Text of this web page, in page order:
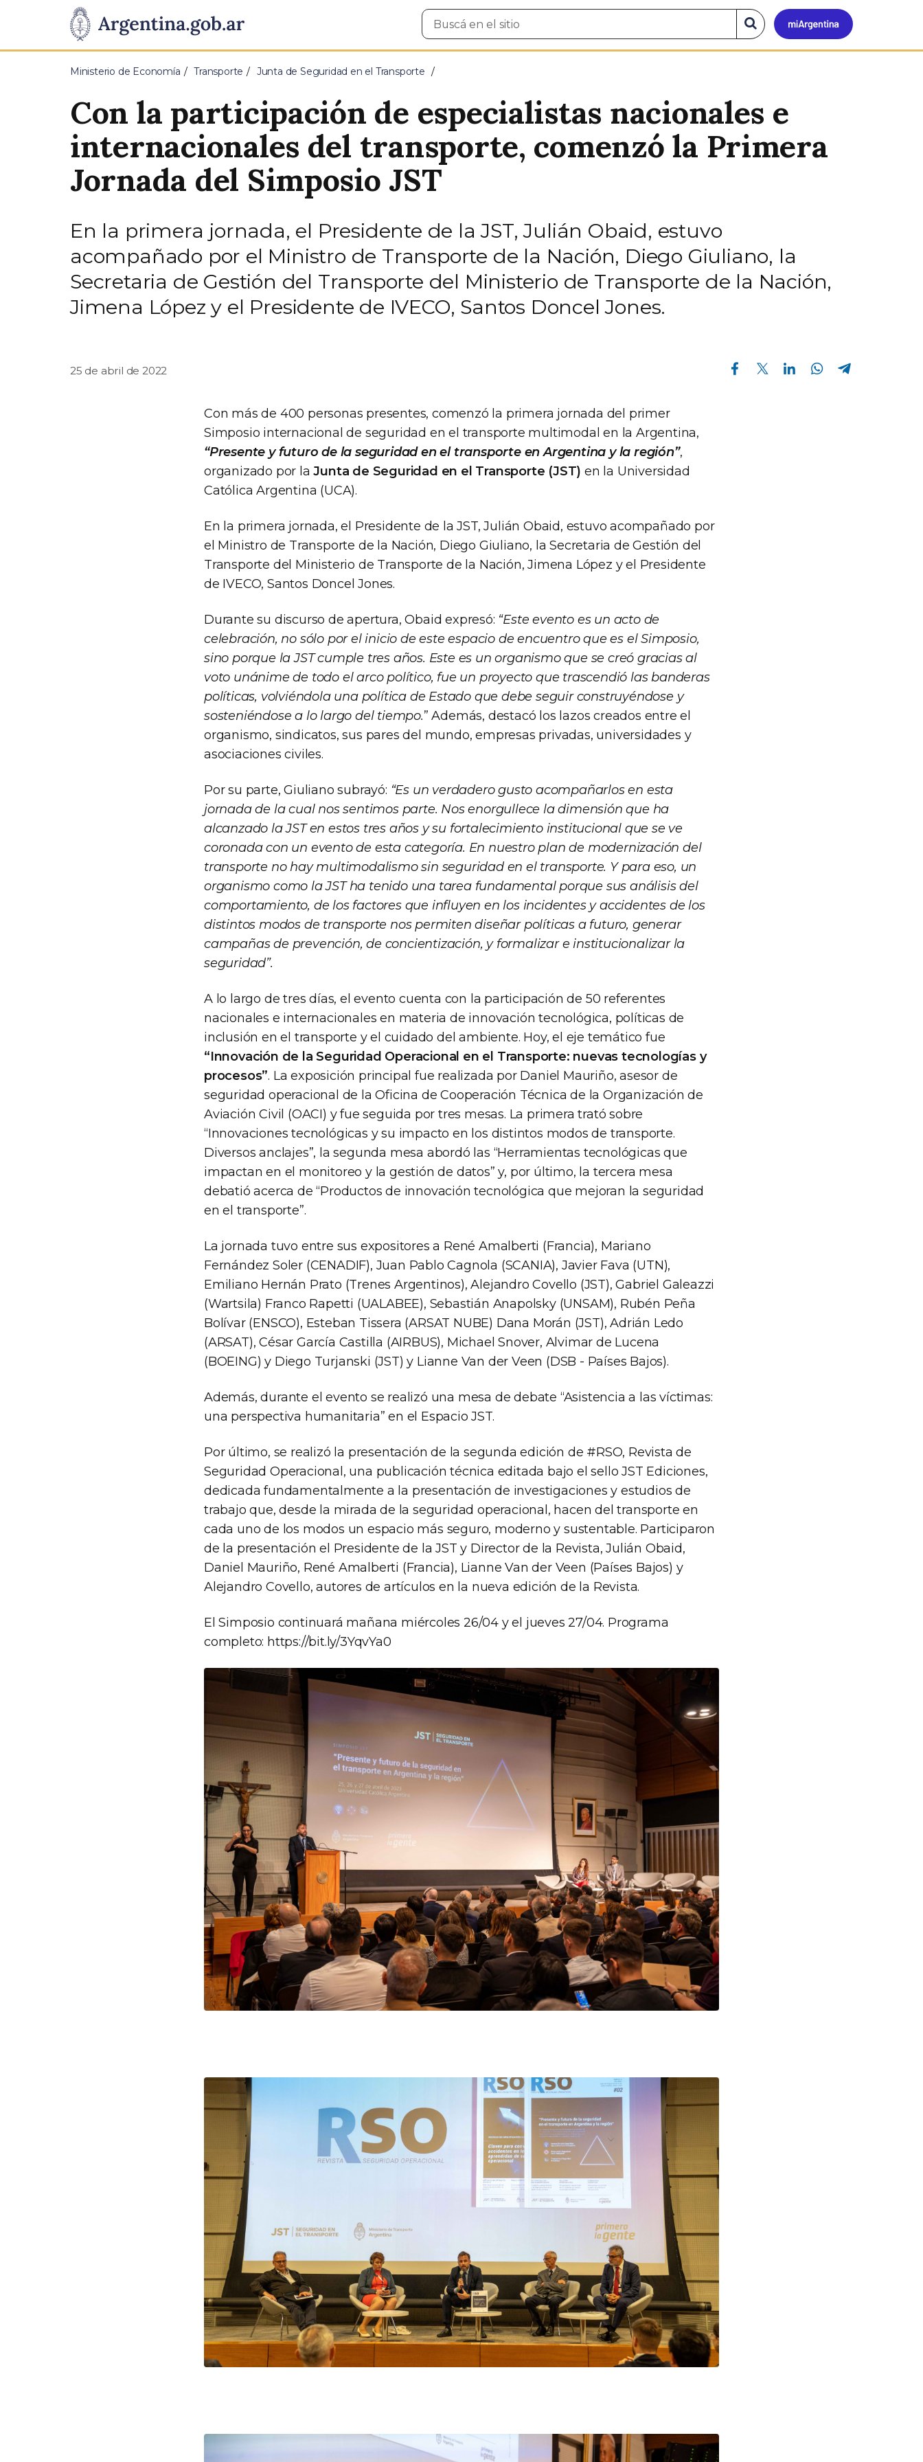
Presidencia
de
Pasar al contenido principal
Mi
Buscar
en
Buscar
en
el
Ministerio de Economía Transporte Junta de Seguridad en el Transporte
Con la participación de especialistas nacionales e
internacionales del transporte, comenzó la Primera
Jornada del Simposio JST
En la primera jornada, el Presidente de la JST, Julián Obaid, estuvo
acompañado por el Ministro de Transporte de la Nación, Diego Giuliano, la
Secretaria de Gestión del Transporte del Ministerio de Transporte de la Nación,
Jimena López y el Presidente de IVECO, Santos Doncel Jones.
25 de abril de 2022
Compartir en Facebook Compartir en Twitter Compartir en Linkedin Compartir en Whatsapp
Con más de 400 personas presentes, comenzó la primera jornada del primer
Simposio internacional de seguridad en el transporte multimodal en la Argentina,
“Presente y futuro de la seguridad en el transporte en Argentina y la región”,
organizado por laJunta de Seguridad en el Transporte (JST) en la Universidad
Católica Argentina (UCA).
En la primera jornada, el Presidente de la JST, Julián Obaid, estuvo acompañado por
el Ministro de Transporte de la Nación, Diego Giuliano, la Secretaria de Gestión del
Transporte del Ministerio de Transporte de la Nación, Jimena López y el Presidente
de IVECO, Santos Doncel Jones.
Durante su discurso de apertura, Obaid expresó: “Este evento es un acto de
celebración, no sólo por el inicio de este espacio de encuentro que es el Simposio,
sino porque la JST cumple tres años. Este es un organismo que se creó gracias al
voto unánime de todo el arco político, fue un proyecto que trascendió las banderas
políticas, volviéndola una política de Estado que debe seguir construyéndose y
sosteniéndose a lo largo del tiempo.” Además, destacó los lazos creados entre el
organismo, sindicatos, sus pares del mundo, empresas privadas, universidades y
asociaciones civiles.
Por su parte, Giuliano subrayó: “Es un verdadero gusto acompañarlos en esta
jornada de la cual nos sentimos parte. Nos enorgullece la dimensión que ha
alcanzado la JST en estos tres años y su fortalecimiento institucional que se ve
coronada con un evento de esta categoría. En nuestro plan de modernización del
transporte no hay multimodalismo sin seguridad en el transporte. Y para eso, un
organismo como la JST ha tenido una tarea fundamental porque sus análisis del
comportamiento, de los factores que influyen en los incidentes y accidentes de los
distintos modos de transporte nos permiten diseñar políticas a futuro, generar
campañas de prevención, de concientización, y formalizar e institucionalizar la
seguridad”.
A lo largo de tres días, el evento cuenta con la participación de 50 referentes
nacionales e internacionales en materia de innovación tecnológica, políticas de
inclusión en el transporte y el cuidado del ambiente. Hoy, el eje temático fue
“Innovación de la Seguridad Operacional en el Transporte: nuevas tecnologías y
procesos”. La exposición principal fue realizada por Daniel Mauriño, asesor de
seguridad operacional de la Oficina de Cooperación Técnica de la Organización de
Aviación Civil (OACI) y fue seguida por tres mesas. La primera trató sobre
“Innovaciones tecnológicas y su impacto en los distintos modos de transporte.
Diversos anclajes”, la segunda mesa abordó las “Herramientas tecnológicas que
impactan en el monitoreo y la gestión de datos” y, por último, la tercera mesa
debatió acerca de “Productos de innovación tecnológica que mejoran la seguridad
en el transporte”.
La jornada tuvo entre sus expositores a René Amalberti (Francia), Mariano
Fernández Soler (CENADIF), Juan Pablo Cagnola (SCANIA), Javier Fava (UTN),
Emiliano Hernán Prato (Trenes Argentinos), Alejandro Covello (JST), Gabriel Galeazzi
(Wartsila) Franco Rapetti (UALABEE), Sebastián Anapolsky (UNSAM), Rubén Peña
Bolívar (ENSCO), Esteban Tissera (ARSAT NUBE) Dana Morán (JST), Adrián Ledo
(ARSAT), César García Castilla (AIRBUS), Michael Snover, Alvimar de Lucena
(BOEING) y Diego Turjanski (JST) y Lianne Van der Veen (DSB - Países Bajos).
Además, durante el evento se realizó una mesa de debate “Asistencia a las víctimas:
una perspectiva humanitaria” en el Espacio JST.
Por último, se realizó la presentación de la segunda edición de #RSO, Revista de
Seguridad Operacional, una publicación técnica editada bajo el sello JST Ediciones,
dedicada fundamentalmente a la presentación de investigaciones y estudios de
trabajo que, desde la mirada de la seguridad operacional, hacen del transporte en
cada uno de los modos un espacio más seguro, moderno y sustentable. Participaron
de la presentación el Presidente de la JST y Director de la Revista, Julián Obaid,
Daniel Mauriño, René Amalberti (Francia), Lianne Van der Veen (Países Bajos) y
Alejandro Covello, autores de artículos en la nueva edición de la Revista.
El Simposio continuará mañana miércoles 26/04 y el jueves 27/04. Programa
completo: https://bit.ly/3YqvYa0